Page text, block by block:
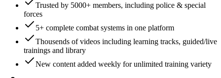
Trusted by 5000+ members, including police & special
forces
5+ complete combat systems in one platform
Thousends of videos including learning tracks, guided/live
trainings and library
New content added weekly for unlimited training variety